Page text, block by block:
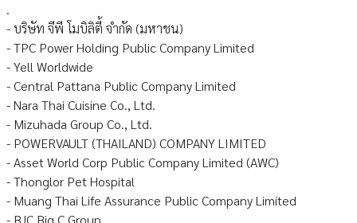
.
- บริษัท จีพี โมบิลิตี้ จำกัด (มหาชน)
- TPC Power Holding Public Company Limited
- Yell Worldwide
- Central Pattana Public Company Limited
- Nara Thai Cuisine Co., Ltd.
- Mizuhada Group Co., Ltd.
- POWERVAULT (THAILAND) COMPANY LIMITED
- Asset World Corp Public Company Limited (AWC)
- Thonglor Pet Hospital
- Muang Thai Life Assurance Public Company Limited
- BJC Big C Group